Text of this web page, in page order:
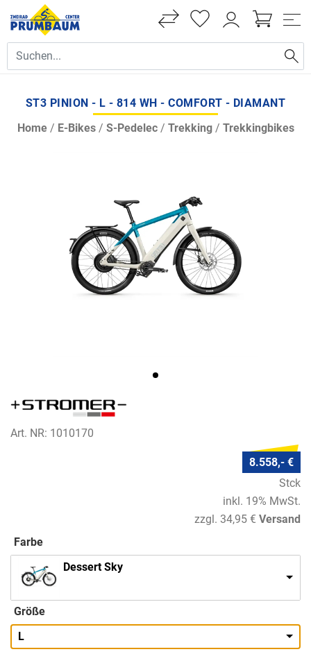
ST3 PINION - L - 814 WH - COMFORT - DIAMANT
Home/ E-Bikes/ S-Pedelec/ Trekking/ Trekkingbikes
Art. NR: 1010170
8.558,- €
Stck
inkl. 19% MwSt.
zzgl. 34,95 € Versand
Farbe
Dessert Sky
Größe
L